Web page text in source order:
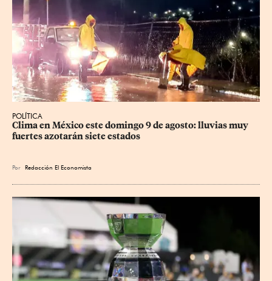
POLÍTICA
Clima en México este domingo 9 de agosto: lluvias muy
fuertes azotarán siete estados
Por Redacción El Economista